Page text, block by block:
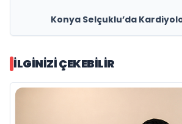
Konya Selçuklu’da
İLGINIZI ÇEKEBILIR